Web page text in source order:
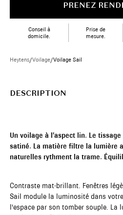
PRENEZ
Conseil à
domicile.
Prise de
mesure.
Heytens/Voilage/Voilage Sail
DESCRIPTION
Un voilage à l’aspect lin. Le
satiné. La matière filtre la lumière
naturelles rythment la trame.
Contraste mat-brillant. Fenêtres
Sail module la luminosité dans
l'espace par son tomber souple. La